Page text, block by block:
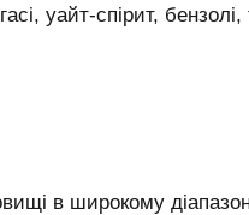
гасі, уайт-спірит,
в широкому